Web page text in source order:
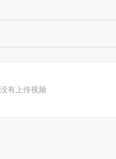
有上传视频